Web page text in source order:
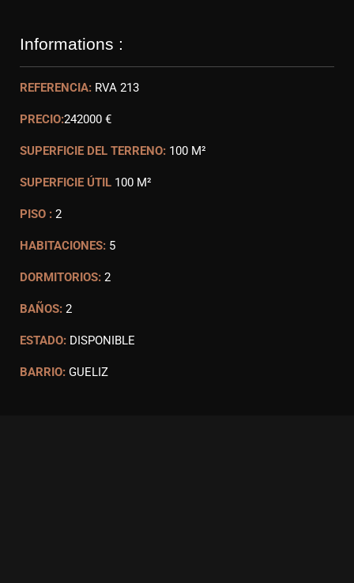
Informations :
REFERENCIA: RVA 213
PRECIO:242000 €
SUPERFICIE DEL TERRENO: 100 M²
SUPERFICIE ÚTIL 100 M²
PISO : 2
HABITACIONES: 5
DORMITORIOS: 2
BAÑOS: 2
ESTADO: DISPONIBLE
BARRIO: GUELIZ